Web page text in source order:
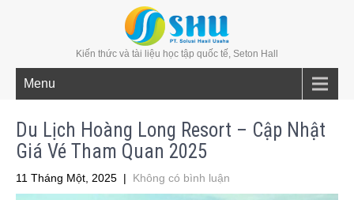
Kiến thức và tài liệu học tập quốc tế, Seton Hall
Menu
Du Lịch Hoàng Long Resort – Cập Nhật
Giá Vé Tham Quan 2025
11 Tháng Một, 2025 | Không có bình luận